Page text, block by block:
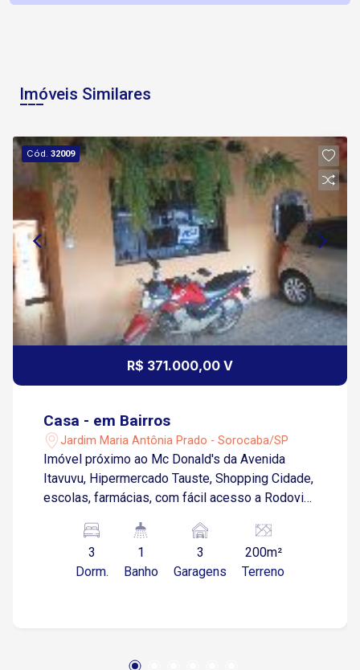
Imóveis Similares
Cód.32009
R$ 371.000,00 V
Casa - em Bairros
Jardim Maria Antônia Prado - Sorocaba/SP
Imóvel próximo ao Mc Donald's da Avenida
Itavuvu, Hipermercado Tauste, Shopping Cidade,
escolas, farmácias, com fácil acesso a Rodovia
Ipanema e ao centro de Sorocaba. 03
Dormitórios Sala Cozinha Banheiro Área de
serviço Edícula 03 Vagas de garagem cobertas
3
Dorm.
1
Banho
3
Garagens
200m²
Terreno